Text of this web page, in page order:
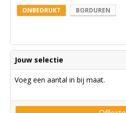
ONBEDRUKT BORDUREN
Jouw selectie
Voeg een aantal in bij maat.